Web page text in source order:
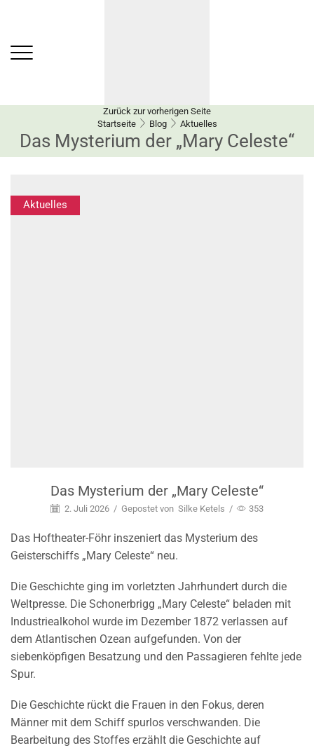
Zurück zur vorherigen Seite
Startseite
Blog Aktuelles
Das Mysterium der „Mary Celeste“
Aktuelles
Das Mysterium der „Mary Celeste“
2. Juli 2026 / Gepostet von Silke Ketels / 353
Das Hoftheater-Föhr inszeniert das Mysterium des
Geisterschiffs „Mary Celeste“ neu.
Die Geschichte ging im vorletzten Jahrhundert durch die
Weltpresse. Die Schonerbrigg „Mary Celeste“ beladen mit
Industriealkohol wurde im Dezember 1872 verlassen auf
dem Atlantischen Ozean aufgefunden. Von der
siebenköpfigen Besatzung und den Passagieren fehlte jede
Spur.
Die Geschichte rückt die Frauen in den Fokus, deren
Männer mit dem Schiff spurlos verschwanden. Die
Bearbeitung des Stoffes erzählt die Geschichte auf